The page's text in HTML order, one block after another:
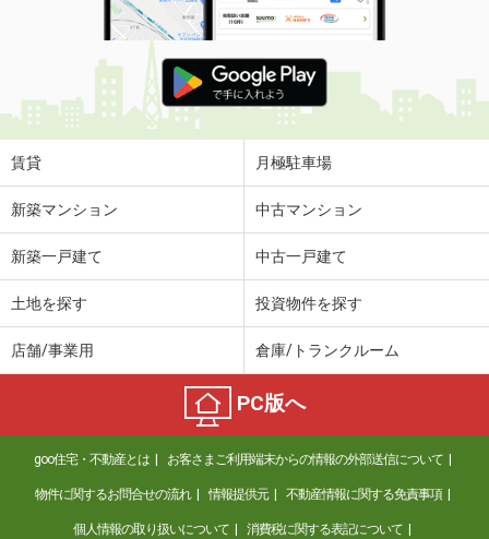
兵庫県姫路市飾磨区阿成渡場
価 格
10.50万円
住 所
兵庫県姫路市飾磨区阿成渡場
専有面積
兵庫県尼崎市次屋１
7.10万円
兵庫県神戸市東灘区岡本１丁目
49万円
住 所
兵庫県神戸市東灘区岡本１丁目
専有面積 118.67m²
間取り
3LDK
兵庫県伊丹市荒牧１丁目
賃貸 月極駐車場
新築マンション 中古マンション
新築一戸建て 中古一戸建て
土地を探す 投資物件を探す
店舗/事業用 倉庫/トランクルーム
PC版へ
goo住宅・不動産とは お客さまご利用端末からの情報の外部送信について
物件に関するお問合せの流れ 情報提供元 不動産情報に関する免責事項
個人情報の取り扱いについて 消費税に関する表記について